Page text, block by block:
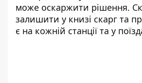
може оскаржити рішення.
залишити у книзі скарг та
є на кожній станції та у